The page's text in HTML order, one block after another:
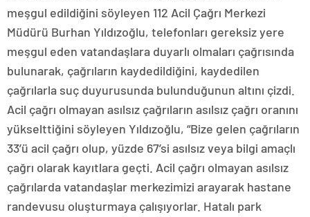
meşgul edildiğini söyleyen 112 Acil Çağrı Merkezi
Müdürü Burhan Yıldızoğlu, telefonları gereksiz yere
meşgul eden vatandaşlara duyarlı olmaları çağrısında
bulunarak, çağrıların kaydedildiğini, kaydedilen
çağrılarla suç duyurusunda bulunduğunun altını çizdi.
Acil çağrı olmayan asılsız çağrıların asılsız çağrı oranını
yükselttiğini söyleyen Yıldızoğlu, “Bize gelen çağrıların
33’ü acil çağrı olup, yüzde 67’si asılsız veya bilgi amaçlı
çağrı olarak kayıtlara geçti. Acil çağrı olmayan asılsız
çağrılarda vatandaşlar merkezimizi arayarak hastane
randevusu oluşturmaya çalışıyorlar. Hatalı park